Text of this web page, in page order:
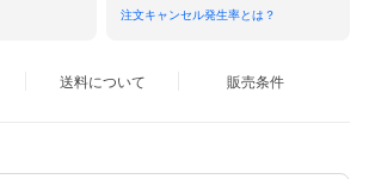
注文キャンセル発生率とは？
送料について 販売条件